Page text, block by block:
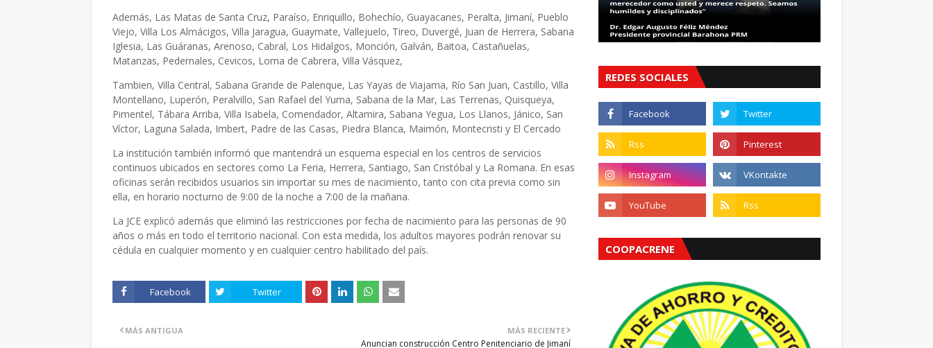
Además, Las Matas de Santa Cruz, Paraíso, Enriquillo, Bohechío, Guayacanes, Peralta, Jimaní, Pueblo
Viejo, Villa Los Almácigos, Villa Jaragua, Guaymate, Vallejuelo, Tireo, Duvergé, Juan de Herrera, Sabana
Iglesia, Las Guáranas, Arenoso, Cabral, Los Hidalgos, Monción, Galván, Baitoa, Castañuelas,
Matanzas, Pedernales, Cevicos, Loma de Cabrera, Villa Vásquez,
Tambien, Villa Central, Sabana Grande de Palenque, Las Yayas de Viajama, Río San Juan, Castillo, Villa
Montellano, Luperón, Peralvillo, San Rafael del Yuma, Sabana de la Mar, Las Terrenas, Quisqueya,
Pimentel, Tábara Arriba, Villa Isabela, Comendador, Altamira, Sabana Yegua, Los Llanos, Jánico, San
Víctor, Laguna Salada, Imbert, Padre de las Casas, Piedra Blanca, Maimón, Montecristi y El Cercado
La institución también informó que mantendrá un esquema especial en los centros de servicios
continuos ubicados en sectores como La Feria, Herrera, Santiago, San Cristóbal y La Romana. En esas
oficinas serán recibidos usuarios sin importar su mes de nacimiento, tanto con cita previa como sin
ella, en horario nocturno de 9:00 de la noche a 7:00 de la mañana.
La JCE explicó además que eliminó las restricciones por fecha de nacimiento para las personas de 90
años o más en todo el territorio nacional. Con esta medida, los adultos mayores podrán renovar su
cédula en cualquier momento y en cualquier centro habilitado del país.
Facebook Twitter
MÁS RECIENTE
Anuncian construcción Centro Penitenciario de Jimaní
MÁS ANTIGUA
REDES SOCIALES
COOPACRENE